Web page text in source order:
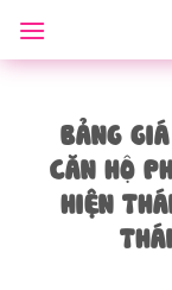
qua
nội
BẢNG
CĂN HỘ
HIỆN